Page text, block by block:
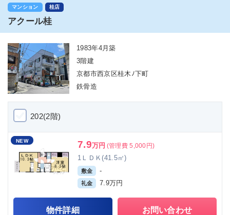
マンション 桂店
アクール桂
1983年4月築
3階建
京都市西京区桂木ﾉ下町
鉄骨造
202(2階)
NEW 7.9万円 (管理費 5,000円)
1ＬＤＫ(41.5㎡)
敷金 -
礼金 7.9万円
物件詳細 お問い合わせ